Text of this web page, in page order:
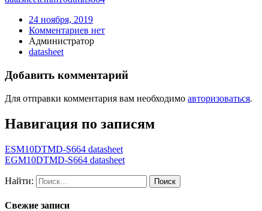
24 ноября, 2019
Комментариев нет
Администратор
datasheet
Добавить комментарий
Для отправки комментария вам необходимо авторизоваться.
Навигация по записям
ESM10DTMD-S664 datasheet
EGM10DTMD-S664 datasheet
Найти:
Свежие записи